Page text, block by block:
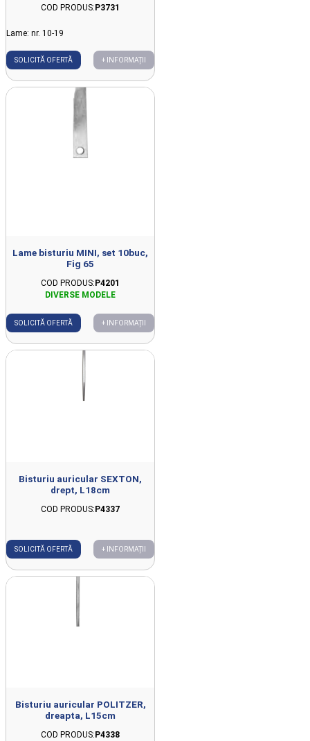
COD PRODUS: P3731
Lame: nr. 10-19
SOLICITĂ OFERTĂ + INFORMAȚII
Lame bisturiu MINI, set 10buc,
Fig 65
COD PRODUS: P4201
SOLICITĂ OFERTĂ + INFORMAȚII
Bisturiu auricular SEXTON,
drept, L18cm
COD PRODUS:P4337
SOLICITĂ OFERTĂ + INFORMAȚII
Bisturiu auricular POLITZER,
dreapta, L15cm
COD PRODUS: P4338